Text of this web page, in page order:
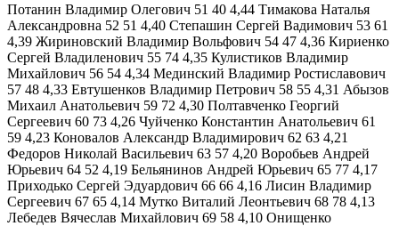
Потанин Владимир Олегович 51 40 4,44 Тимакова Наталья
Александровна 52 51 4,40 Степашин Сергей Вадимович 53 61
4,39 Жириновский Владимир Вольфович 54 47 4,36 Кириенко
Сергей Владиленович 55 74 4,35 Кулистиков Владимир
Михайлович 56 54 4,34 Мединский Владимир Ростиславович
57 48 4,33 Евтушенков Владимир Петрович 58 55 4,31 Абызов
Михаил Анатольевич 59 72 4,30 Полтавченко Георгий
Сергеевич 60 73 4,26 Чуйченко Константин Анатольевич 61
59 4,23 Коновалов Александр Владимирович 62 63 4,21
Федоров Николай Васильевич 63 57 4,20 Воробьев Андрей
Юрьевич 64 52 4,19 Бельянинов Андрей Юрьевич 65 77 4,17
Приходько Сергей Эдуардович 66 66 4,16 Лисин Владимир
Сергеевич 67 65 4,14 Мутко Виталий Леонтьевич 68 78 4,13
Лебедев Вячеслав Михайлович 69 58 4,10 Онищенко